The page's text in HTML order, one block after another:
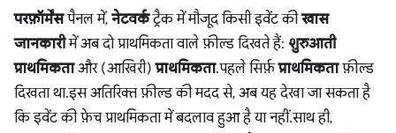
परफ़ॉर्मेंसपैनल में, नेटवर्कट्रैक में मौजूद किसी इवेंट कीखास
जानकारीमें अब दो प्राथमिकता वाले फ़ील्ड दिखते हैं: शुरुआती
प्राथमिकताऔर (आखिरी)प्राथमिकता. पहले सिर्फ़प्राथमिकताफ़ील्ड
दिखता था. इस अतिरिक्त फ़ील्ड की मदद से, अब यह देखा जा सकता है
कि इवेंट की फ़ेच प्राथमिकता में बदलाव हुआ है या नहीं. साथ ही,